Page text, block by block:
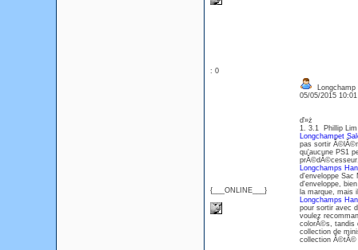
: 0
{___ONLINE___}
05/05/2015
ď»ż
1. 3.1 Phillip Lim
Longchampet
pas sortir
qu'aucune PS1
Longchamps
d'enveloppe Sac
d'enveloppe,
la marque, mais
Longchamps
pour sortir avec
voulez
colorĂ©s, tandis
collection de
collection Ă©tĂ©